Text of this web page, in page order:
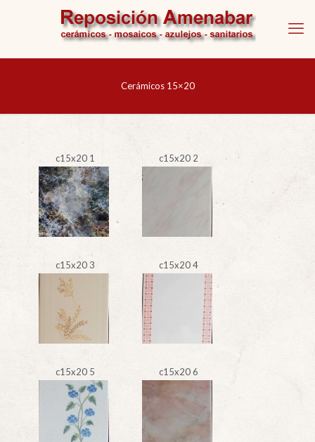
Cerámicos 15×20
c15x20 1 c15x20 2
c15x20 3 c15x20 4
c15x20 5 c15x20 6